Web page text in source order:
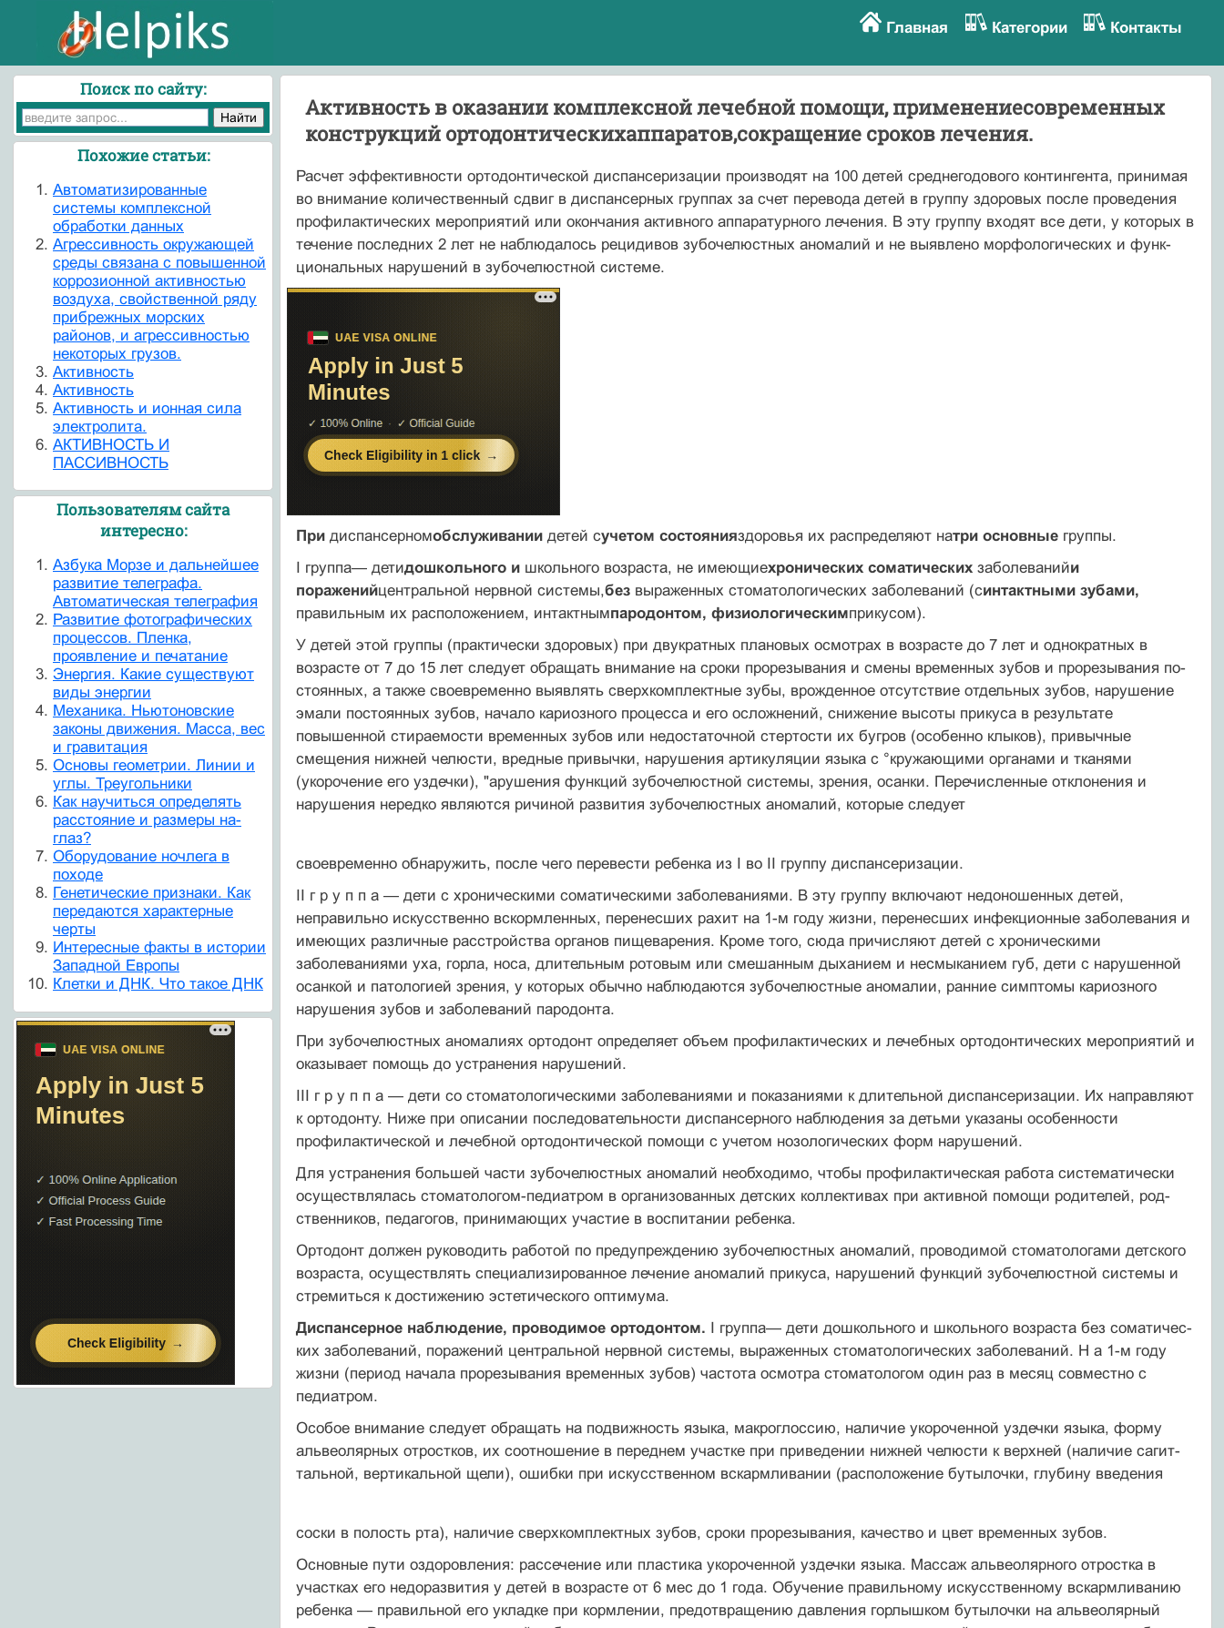
Главная Категории Контакты
Активность в оказании комплексной лечебной помощи, применениесовременных
конструкций ортодонтическихаппаратов,сокращение сроков лечения.
Расчет эффективности ортодонтической диспансеризации производят на 100 детей среднегодового контингента, прини­мая
во внимание количественный сдвиг в диспансерных груп­пах за счет перевода детей в группу здоровых после проведения
профилактических мероприятий или окончания активного аппаратурного лечения. В эту группу входят все дети, у которых в
течение последних 2 лет не наблюдалось рецидивов зубоче­люстных аномалий и не выявлено морфологических и функ­
циональных нарушений в зубочелюстной системе.
Придиспансерномобслуживаниидетей сучетом состоянияздоровья их распределяют натри основныегруппы.
I группа— детидошкольного ишкольного возраста, не имеющиехронических соматическихзаболеванийи
пораженийцентральной нервной системы,безвыраженных стоматологи­ческих заболеваний (синтактными зубами,
правильным их расположением, интактнымпародонтом, физиологическимприкусом).
У детей этой группы (практически здоровых) при двукрат­ных плановых осмотрах в возрасте до 7 лет и однократных в
возрасте от 7 до 15 лет следует обращать внимание на сроки прорезывания и смены временных зубов и прорезывания по­
стоянных, а также своевременно выявлять сверхкомплектные зубы, врожденное отсутствие отдельных зубов, нарушение
эмали постоянных зубов, начало кариозного процесса и его ослож­нений, снижение высоты прикуса в результате
повышенной стираемости временных зубов или недостаточной стертости их бугров (особенно клыков), привычные
смещения нижней че­люсти, вредные привычки, нарушения артикуляции языка с °кружающими органами и тканями
(укорочение его уздечки), "арушения функций зубочелюстной системы, зрения, осанки. Перечисленные отклонения и
нарушения нередко являются ричиной развития зубочелюстных аномалий, которые следует
своевременно обнаружить, после чего перевести ребенка из I во II группу диспансеризации.
II г р у п п а — дети с хроническими соматическими заболе­ваниями. В эту группу включают недоношенных детей,
неправиль­но искусственно вскормленных, перенесших рахит на 1-м году жизни, перенесших инфекционные заболевания и
имеющих различные расстройства органов пищеварения. Кроме того, сюда причисляют детей с хроническими
заболеваниями уха, горла, носа, длительным ротовым или смешанным дыханием и не­смыканием губ, дети с нарушенной
осанкой и патологией зрения, у которых обычно наблюдаются зубочелюстные ано­малии, ранние симптомы кариозного
нарушения зубов и за­болеваний пародонта.
При зубочелюстных аномалиях ортодонт определяет объем профилактических и лечебных ортодонтических мероприятий и
оказывает помощь до устранения нарушений.
III г р у п п а — дети со стоматологическими заболеваниями и показаниями к длительной диспансеризации. Их направляют
к ортодонту. Ниже при описании последовательности диспан­серного наблюдения за детьми указаны особенности
профилак­тической и лечебной ортодонтической помощи с учетом но­зологических форм нарушений.
Для устранения большей части зубочелюстных аномалий необходимо, чтобы профилактическая работа систематически
осуществлялась стоматологом-педиатром в организованных детских коллективах при активной помощи родителей, род­
ственников, педагогов, принимающих участие в воспитании ребенка.
Ортодонт должен руководить работой по предупреждению зубочелюстных аномалий, проводимой стоматологами детского
возраста, осуществлять специализированное лечение аномалий прикуса, нарушений функций зубочелюстной системы и
стре­миться к достижению эстетического оптимума.
Диспансерное наблюдение, проводимое ортодонтом. I груп­па— дети дошкольного и школьного возраста без соматичес­
ких заболеваний, поражений центральной нервной системы, выраженных стоматологических заболеваний. Н а 1-м году
жизни (период начала прорезывания временных зубов) ча­стота осмотра стоматологом один раз в месяц совместно с
педиатром.
Особое внимание следует обращать на подвижность языка, макроглоссию, наличие укороченной уздечки языка, форму
альвеолярных отростков, их соотношение в переднем участке при приведении нижней челюсти к верхней (наличие сагит­
тальной, вертикальной щели), ошибки при искусственном вскармливании (расположение бутылочки, глубину введения
соски в полость рта), наличие сверхкомплектных зубов, сроки прорезывания, качество и цвет временных зубов.
Основные пути оздоровления: рассечение или пластика укороченной уздечки языка. Массаж альвеолярного отростка в
участках его недоразвития у детей в возрасте от 6 мес до 1 года. Обучение правильному искусственному вскармливанию
ребен­ка — правильной его укладке при кормлении, предотвращению давления горлышком бутылочки на альвеолярный
Поиск по сайту:
Похожие статьи:
Автоматизированные
системы комплексной
обработки данных
Агрессивность окружающей
среды связана с повышенной
коррозионной активностью
воздуха, свойственной ряду
прибрежных морских
районов, и агрессивностью
некоторых грузов.
Активность
Активность
Активность и ионная сила
электролита.
АКТИВНОСТЬ И
ПАССИВНОСТЬ
Пользователям сайта
интересно:
Азбука Морзе и дальнейшее
развитие телеграфа.
Автоматическая телеграфия
Развитие фотографических
процессов. Пленка,
проявление и печатание
Энергия. Какие существуют
виды энергии
Механика. Ньютоновские
законы движения. Масса, вес
и гравитация
Основы геометрии. Линии и
углы. Треугольники
Как научиться определять
расстояние и размеры на-
глаз?
Оборудование ночлега в
походе
Генетические признаки. Как
передаются характерные
черты
Интересные факты в истории
Западной Европы
Клетки и ДНК. Что такое ДНК